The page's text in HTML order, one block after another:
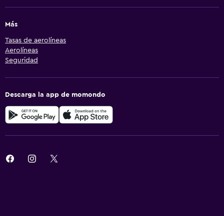
Más
Tasas de aerolíneas
Aerolíneas
Seguridad
Descarga la app de momondo